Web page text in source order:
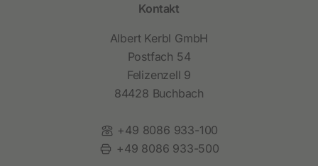
Kontakt
Albert Kerbl GmbH
Postfach 54
Felizenzell 9
84428 Buchbach
Telefon:
+49 8086 933-100
Fax:
+49 8086 933-500